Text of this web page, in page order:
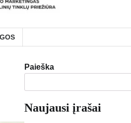
Paieška
Naujausi įrašai